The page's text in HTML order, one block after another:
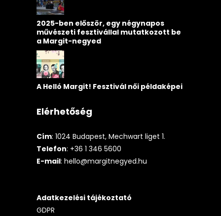
2025-ben először, egy négynapos
művészeti fesztivállal mutatkozott be
a Margit-negyed
A Helló Margit! Fesztivál női példaképei
Elérhetőség
Cím: 1024 Budapest, Mechwart liget 1.
Telefon: +36 1 346 5600
E-mail: hello@margitnegyed.hu
Adatkezelési tájékoztató
GDPR